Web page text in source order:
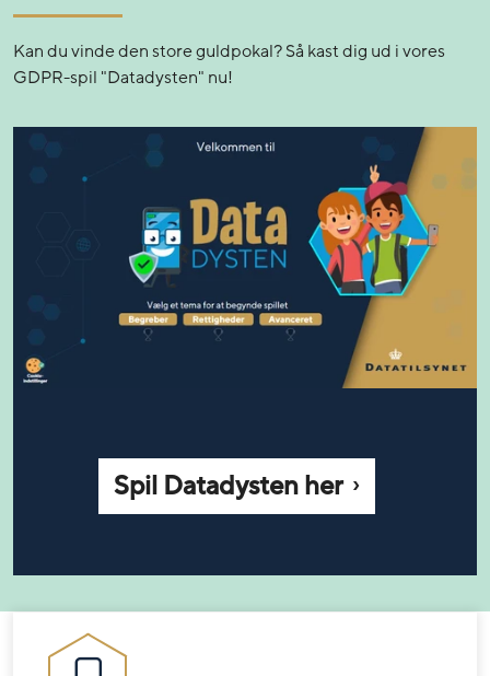
Kan du vinde den store guldpokal? Så kast dig ud i vores
GDPR-spil "Datadysten" nu!
Spil Datadysten her